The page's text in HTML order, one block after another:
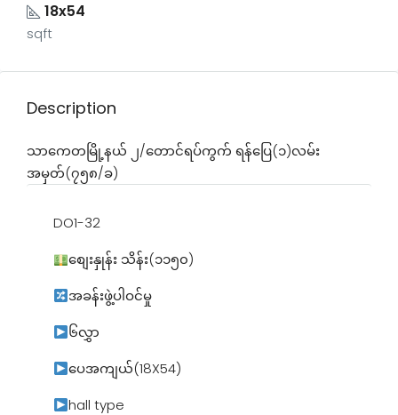
18x54
sqft
Description
သာကေတမြို့နယ် ၂/တောင်ရပ်ကွက် ရန်ပြေ(၁)လမ်း
အမှတ်(၇၅၈/ခ)
DO1-32
စျေးနှုန်း သိန်း(၁၁၅၀)
အခန်းဖွဲ့ပါဝင်မှု
၆လွှာ
‌ပေအကျယ်(18X54)
hall type